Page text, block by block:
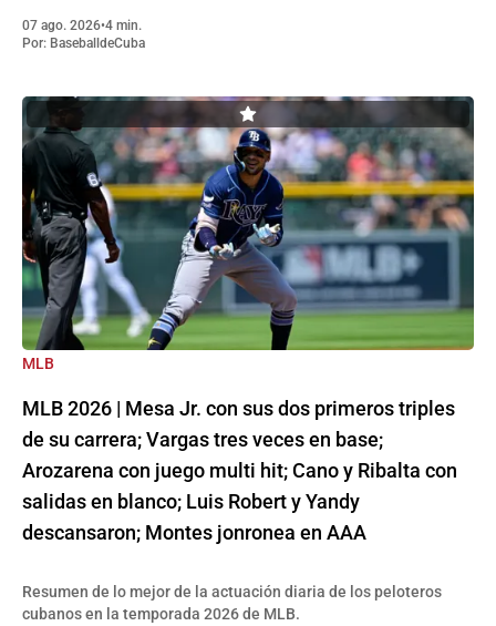
07 ago. 2026•4 min.
Por: BaseballdeCuba
MLB
MLB 2026 | Mesa Jr. con sus dos primeros triples
de su carrera; Vargas tres veces en base;
Arozarena con juego multi hit; Cano y Ribalta con
salidas en blanco; Luis Robert y Yandy
descansaron; Montes jonronea en AAA
Resumen de lo mejor de la actuación diaria de los peloteros
cubanos en la temporada 2026 de MLB.